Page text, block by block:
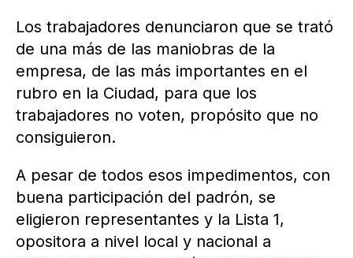
Los trabajadores denunciaron que se trató
de una más de las maniobras de la
empresa, de las más importantes en el
rubro en la Ciudad, para que los
trabajadores no voten, propósito que no
consiguieron.
A pesar de todos esos impedimentos, con
buena participación del padrón, se
eligieron representantes y la Lista 1,
opositora a nivel local y nacional a